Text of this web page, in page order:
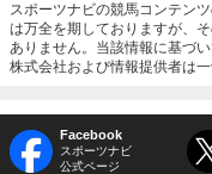
スポーツナビの競馬コンテン
は万全を期しておりますが、
ありません。当該情報に基づ
株式会社および情報提供者は
Facebook
スポーツナビ
公式ページ